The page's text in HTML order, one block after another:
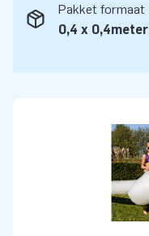
Pakket formaat
0,4 x 0,4meter